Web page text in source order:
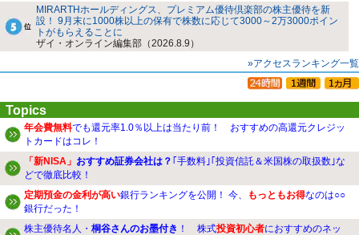
MIRARTHホールディングス、プレミアム優待倶楽部の株主優待を新
設！ 9月末に1000株以上の保有で株数に応じて3000～2万3000ポイン
トがもらえることに
ザイ・オンライン編集部（2026.8.9）
»アクセスランキング一覧
Topics
年会費無料でも還元率1.0％以上は当たり前！ おすすめの高還元クレジッ
トカードはコレ！
「新NISA」 おすすめ証券会社は？ ｢手数料｣｢投資信託＆米国株の取扱数｣な
どで徹底比較！
定期預金の金利が高い銀行ランキングを公開！ 今、 もっともお得なのは○○
銀行だった！
株主優待名人・ 桐谷さんのお墨付き ！ 株式投資初心者におすすめのネッ